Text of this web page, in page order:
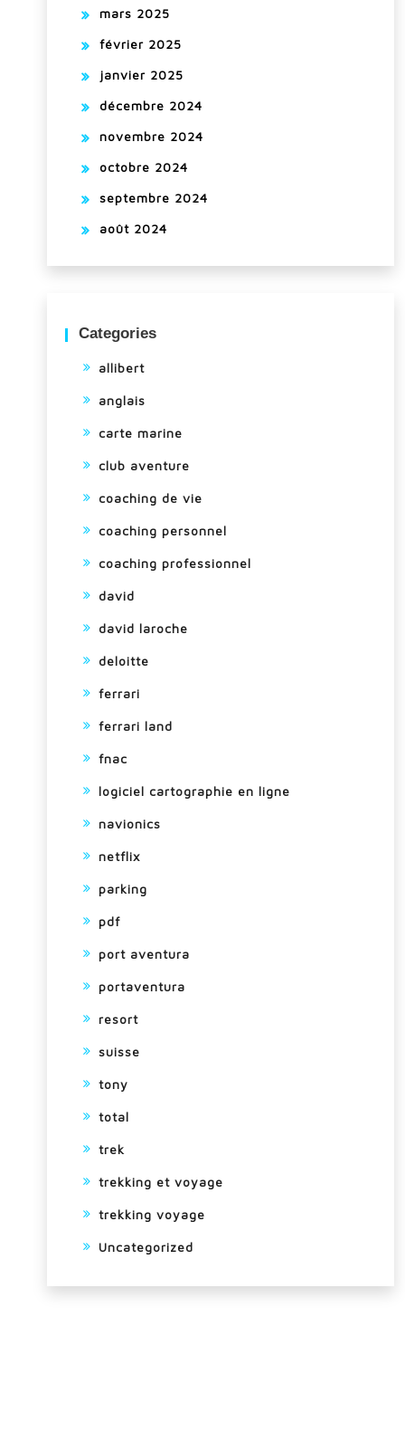
mars 2025
février 2025
janvier 2025
décembre 2024
novembre 2024
octobre 2024
septembre 2024
août 2024
Categories
allibert
anglais
carte marine
club aventure
coaching de vie
coaching personnel
coaching professionnel
david
david laroche
deloitte
ferrari
ferrari land
fnac
logiciel cartographie en ligne
navionics
netflix
parking
pdf
port aventura
portaventura
resort
suisse
tony
total
trek
trekking et voyage
trekking voyage
Uncategorized